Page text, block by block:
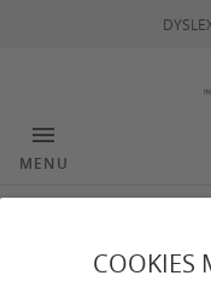
COOKIES
MENU